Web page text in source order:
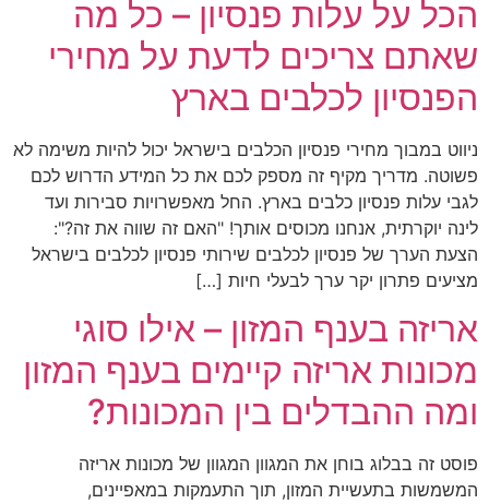
הכל על עלות פנסיון – כל מה
שאתם צריכים לדעת על מחירי
הפנסיון לכלבים בארץ
ניווט במבוך מחירי פנסיון הכלבים בישראל יכול להיות משימה לא
פשוטה. מדריך מקיף זה מספק לכם את כל המידע הדרוש לכם
לגבי עלות פנסיון כלבים בארץ. החל מאפשרויות סבירות ועד
לינה יוקרתית, אנחנו מכוסים אותך! "האם זה שווה את זה?":
הצעת הערך של פנסיון לכלבים שירותי פנסיון לכלבים בישראל
מציעים פתרון יקר ערך לבעלי חיות […]
אריזה בענף המזון – אילו סוגי
מכונות אריזה קיימים בענף המזון
ומה ההבדלים בין המכונות?
פוסט זה בבלוג בוחן את המגוון המגוון של מכונות אריזה
המשמשות בתעשיית המזון, תוך התעמקות במאפיינים,